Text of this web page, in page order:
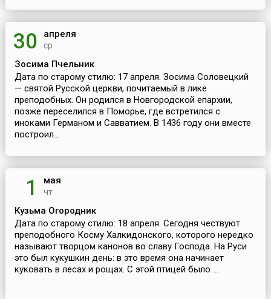
30 апреля
ср
Зосима Пчельник
Дата по старому стилю: 17 апреля. Зосима Соловецкий
— святой Русской церкви, почитаемый в лике
преподобных. Он родился в Новгородской епархии,
позже переселился в Поморье, где встретился с
иноками Германом и Савватием. В 1436 году они вместе
построил...
1 мая
чт
Кузьма Огородник
Дата по старому стилю: 18 апреля. Сегодня чествуют
преподобного Косму Халкидонского, которого нередко
называют творцом канонов во славу Господа. На Руси
это был кукушкин день: в это время она начинает
куковать в лесах и рощах. С этой птицей было ...